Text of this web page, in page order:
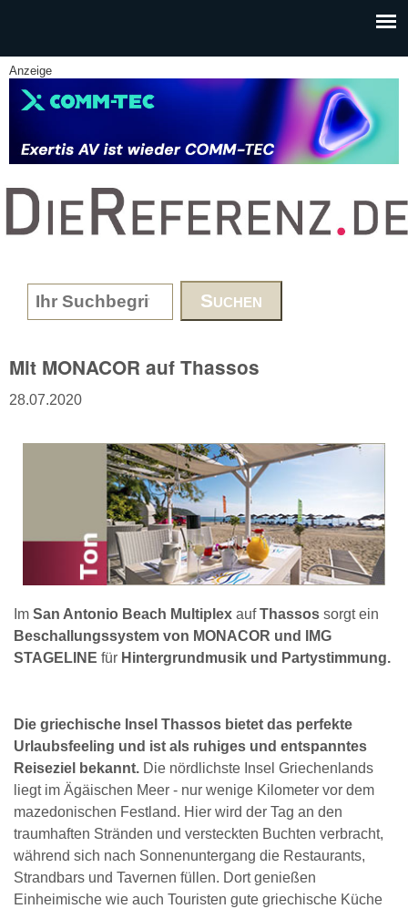
Anzeige
www.DieReferenz.de
Search form
Mit MONACOR auf Thassos
28.07.2020
Im San Antonio Beach Multiplex aufThassos sorgt ein
Beschallungssystem von MONACOR und IMG
STAGELINE für Hintergrundmusik und Partystimmung.
Die griechische Insel Thassos bietet das perfekte
Urlaubsfeeling und ist als ruhiges und entspanntes
Reiseziel bekannt. Die nördlichste Insel Griechenlands
liegt im Ägäischen Meer - nur wenige Kilometer vor dem
mazedonischen Festland. Hier wird der Tag an den
traumhaften Stränden und versteckten Buchten verbracht,
während sich nach Sonnenuntergang die Restaurants,
Strandbars und Tavernen füllen. Dort genießen
Einheimische wie auch Touristen gute griechische Küche